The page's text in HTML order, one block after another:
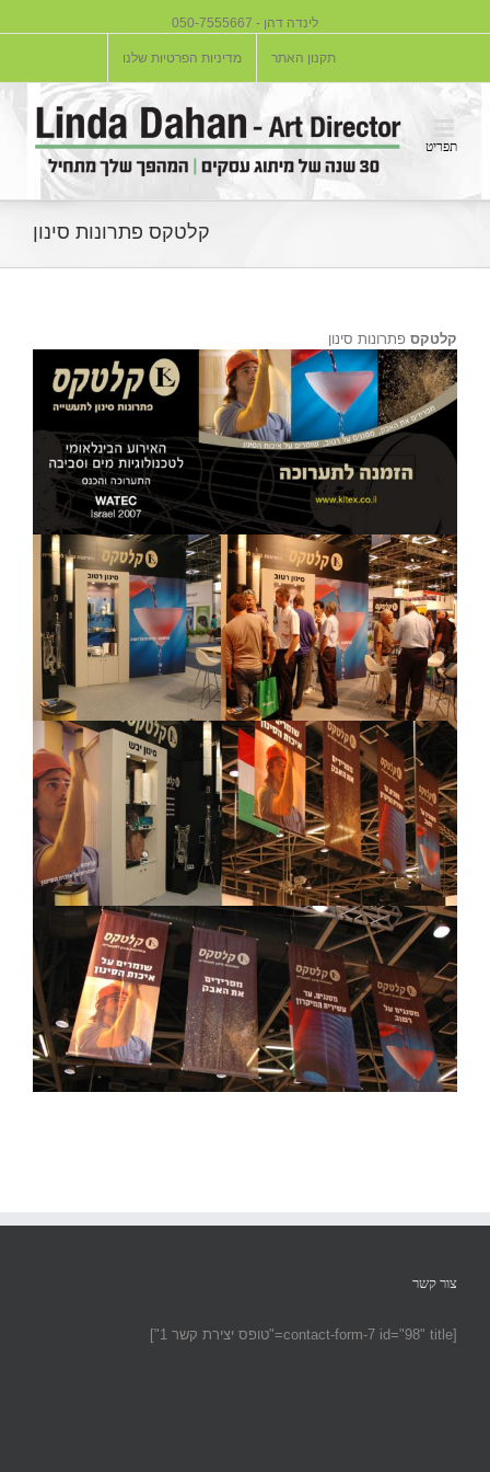
לינדה דהן - 050-7555667
תקנון האתר מדיניות הפרטיות שלנו
קלטקס פתרונות סינון
קלטקס פתרונות סינון
צור קשר
[contact-form-7 id="98" title="טופס יצירת קשר 1"]